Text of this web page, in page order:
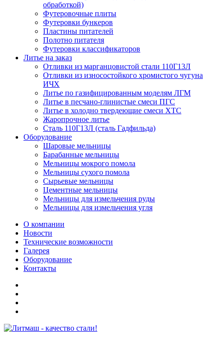
обработкой)
Футеровочные плиты
Футеровки бункеров
Пластины питателей
Полотно питателя
Футеровки классификаторов
Литье на заказ
Отливки из марганцовистой стали 110Г13Л
Отливки из износостойкого хромистого чугуна
ИЧХ
Литье по газифицированным моделям ЛГМ
Литье в песчано-глинистые смеси ПГС
Литье в холодно твердеющие смеси ХТС
Жаропрочное литье
Сталь 110Г13Л (сталь Гадфильда)
Оборудование
Шаровые мельницы
Барабанные мельницы
Мельницы мокрого помола
Мельницы сухого помола
Сырьевые мельницы
Цементные мельницы
Мельницы для измельчения руды
Мельницы для измельчения угля
О компании
Новости
Технические возможности
Галерея
Оборудование
Контакты